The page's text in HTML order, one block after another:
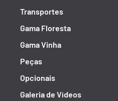
Transportes
Gama Floresta
Gama Vinha
Peças
Opcionais
Galeria de Vídeos